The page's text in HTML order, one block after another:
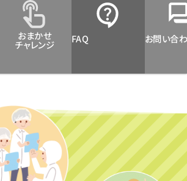
おまかせ
チャレンジ FAQ お問い合